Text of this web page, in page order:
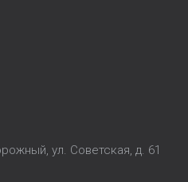
ул. Советская, д. 61